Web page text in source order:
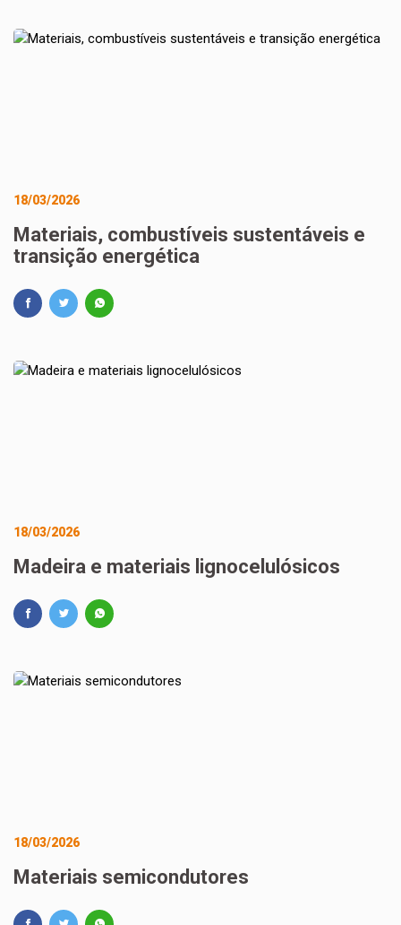
18/03/2026
Materiais, combustíveis sustentáveis e
transição energética
18/03/2026
Madeira e materiais lignocelulósicos
18/03/2026
Materiais semicondutores